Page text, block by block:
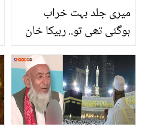
میری جلد بہت خراب
ہوگئی تھی تو.. ربیکا خان
نے منگنی سے پہلے کون سا
فیشل کروایا تھا جو چہرہ
چمک اٹھا؟ دیکھیں ویڈیو